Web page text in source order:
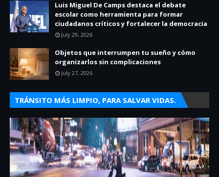
Luis Miguel De Camps destaca el debate
escolar como herramienta para formar
ciudadanos críticos y fortalecer la democracia
July 29, 2026
Objetos que interrumpen tu sueño y cómo
organizarlos sin complicaciones
July 27, 2026
TRÁNSITO MÁS LIMPIO, PARA SALVAR VIDAS.